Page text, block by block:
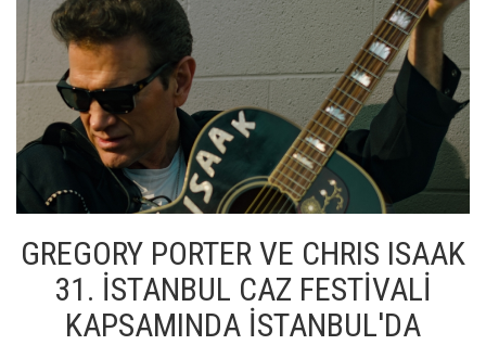
GREGORY PORTER VE CHRIS ISAAK
31. İSTANBUL CAZ FESTİVALİ
KAPSAMINDA İSTANBUL'DA